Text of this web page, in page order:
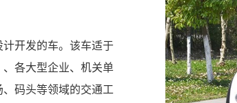
开发的车。该车适于
各大型企业、机关单
码头等领域的交通工